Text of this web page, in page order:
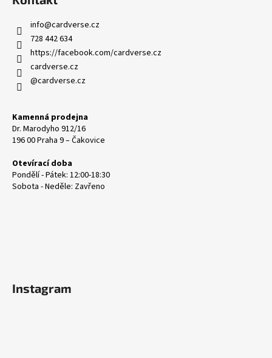
info@cardverse.cz
728 442 634
https://facebook.com/cardverse.cz
cardverse.cz
@cardverse.cz
Kamenná prodejna
Dr. Marodyho 912/16
196 00 Praha 9 – Čakovice
Otevírací doba
Pondělí - Pátek: 12:00-18:30
Sobota - Neděle: Zavřeno
Instagram